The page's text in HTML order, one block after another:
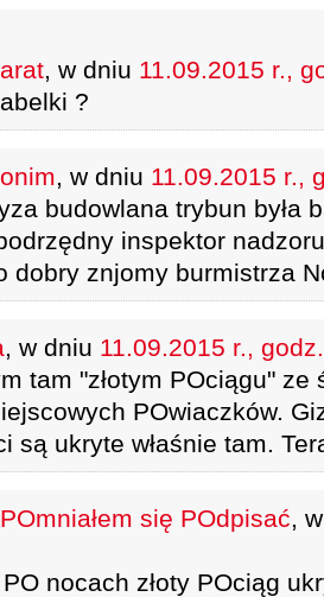
, w dniu 11.09.2015 r.,
?
, w dniu 11.09.2015 r.,
budowlana trybun była
inspektor
dobry znjomy burmistrza
, w dniu 11.09.2015 r.,
tam "złotym POciągu"
POwiaczków.
są ukryte właśnie tam.
się POdpisać,
nocach złoty POciąg